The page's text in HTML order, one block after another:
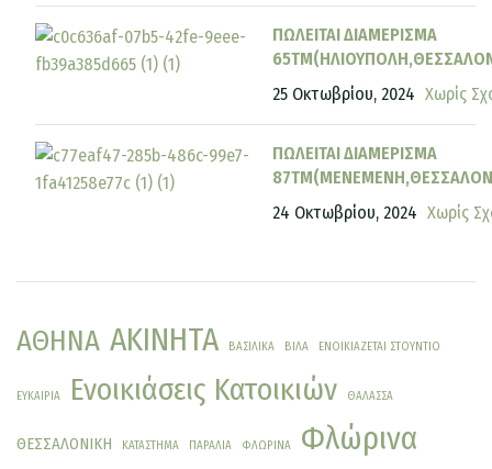
ΠΩΛΕΙΤΑΙ ΔΙΑΜΕΡΙΣΜΑ
25 Οκτωβρίου, 2024 Χωρίς
ΠΩΛΕΙΤΑΙ ΔΙΑΜΕΡΙΣΜΑ
24 Οκτωβρίου, 2024 Χωρίς
ΑΘΗΝΑ ΑΚΙΝΗΤΑ ΒΑΣΙΛΙΚΑ ΒΙΛΑ ΕΝΟΙΚΙΑΖΕΤΑΙ ΣΤΟΥΝΤΙΟ
ΕΥΚΑΙΡΙΑ Ενοικιάσεις Κατοικιών ΘΑΛΑΣΣΑ
ΘΕΣΣΑΛΟΝΙΚΗ ΚΑΤΑΣΤΗΜΑ ΠΑΡΑΛΙΑ ΦΛΩΡΙΝΑ Φλώρινα